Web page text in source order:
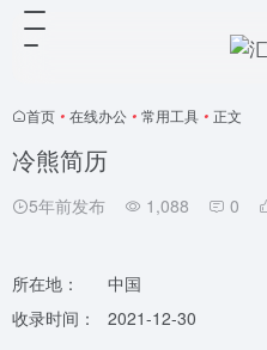
首页 • 在线办公 • 常用工具 • 正文
冷熊简历
5年前发布 1,088 0
所在地：
中国
收录时间：
2021-12-30